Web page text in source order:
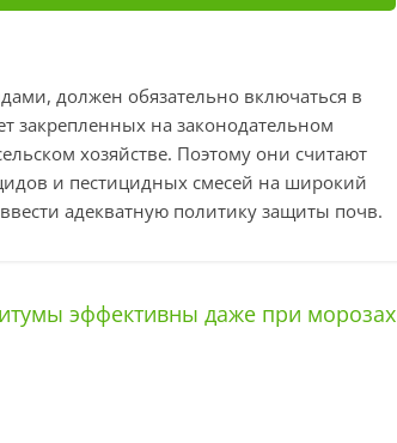
должен обязательно включаться в
закрепленных на законодательном
хозяйстве. Поэтому они считают
и пестицидных смесей на широкий
адекватную политику защиты почв.
эффективны даже при морозах